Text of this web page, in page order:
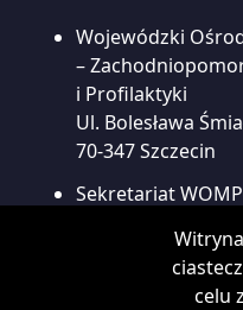
Wojewódzki
–
i Profilaktyki
Ul. Bolesława
70-347 Szczecin
Sekretariat
91 48 45 967
celu